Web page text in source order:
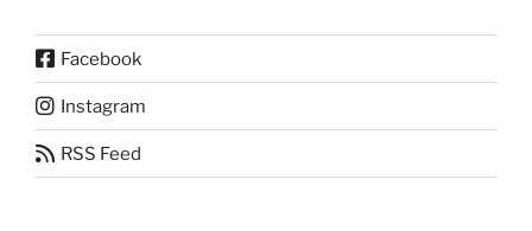
Facebook
Instagram
RSS Feed